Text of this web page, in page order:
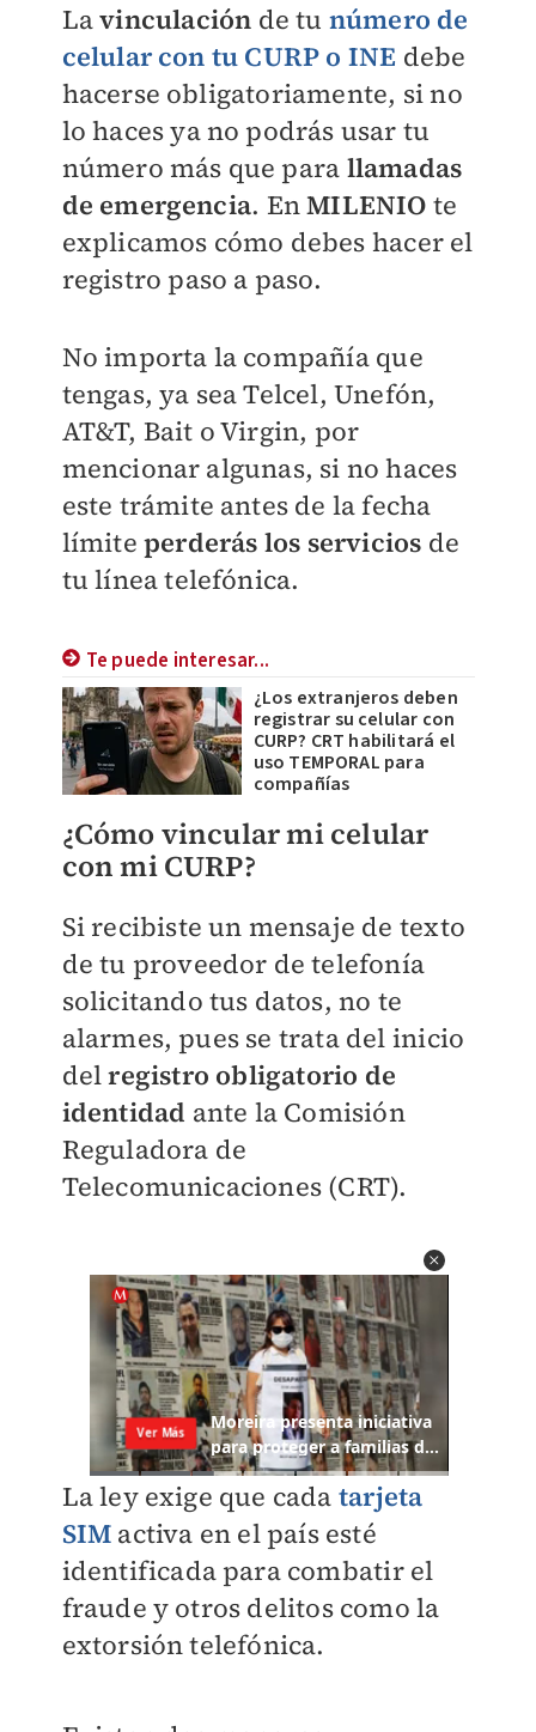
Lavinculación de tu número de
celular con tu CURP o INE debe
hacerse obligatoriamente, si no
lo haces ya no podrás usar tu
número más que para llamadas
de emergencia. EnMILENIO te
explicamos cómo debes hacer el
registro paso a paso.
No importa la compañía que
tengas, ya sea Telcel, Unefón,
AT&T, Bait o Virgin, por
mencionar algunas, si no haces
este trámite antes de la fecha
límite perderás los servicios de
tu línea telefónica.
Te puede interesar...
¿Los extranjeros deben
registrar su celular con
CURP? CRT habilitará el
uso TEMPORAL para
compañías
¿Cómo vincular mi celular
con mi CURP?
Si recibiste un mensaje de texto
de tu proveedor de telefonía
solicitando tus datos, no te
alarmes, pues se trata del inicio
delregistro obligatorio de
identidad ante la Comisión
Reguladora de
Telecomunicaciones (CRT).
La ley exige que cada tarjeta
SIM activa en el país esté
identificada para combatir el
fraude y otros delitos como la
extorsión telefónica.